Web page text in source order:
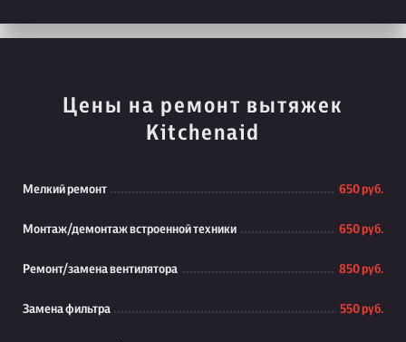
Цены на ремонт вытяжек
Kitchenaid
Мелкий ремонт 650 руб.
Монтаж/демонтаж встроенной техники 650 руб.
Ремонт/замена вентилятора 850 руб.
Замена фильтра 550 руб.